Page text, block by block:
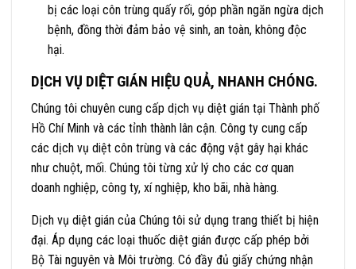
bị các loại côn trùng quấy rối, góp phần ngăn ngừa dịch
bệnh, đồng thời đảm bảo vệ sinh, an toàn, không độc
hại.
DỊCH VỤ DIỆT GIÁN HIỆU QUẢ, NHANH CHÓNG.
Chúng tôi chuyên cung cấp dịch vụ diệt gián tại Thành phố
Hồ Chí Minh và các tỉnh thành lân cận. Công ty cung cấp
các dịch vụ diệt côn trùng và các động vật gây hại khác
như chuột, mối. Chúng tôi từng xử lý cho các cơ quan
doanh nghiệp, công ty, xí nghiệp, kho bãi, nhà hàng.
Dịch vụ diệt gián của Chúng tôi sử dụng trang thiết bị hiện
đại. Áp dụng các loại thuốc diệt gián được cấp phép bởi
Bộ Tài nguyên và Môi trường. Có đầy đủ giấy chứng nhận